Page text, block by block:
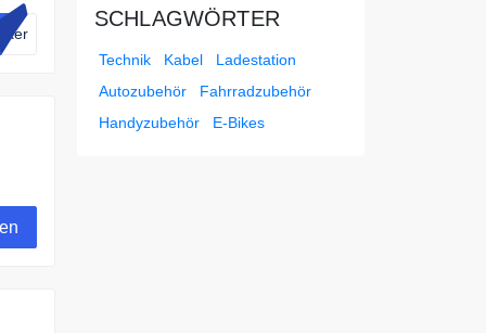
nker
SCHLAGWÖRTER
Technik Kabel
Ladestation
Autozubehör
Fahrradzubehör
Handyzubehör
E-Bikes